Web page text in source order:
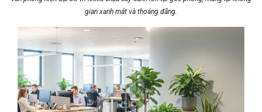
gian xanh mát và thoáng đãng.